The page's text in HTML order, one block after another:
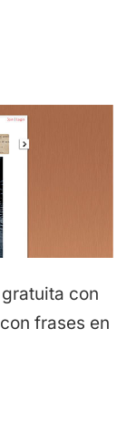
con
frases en